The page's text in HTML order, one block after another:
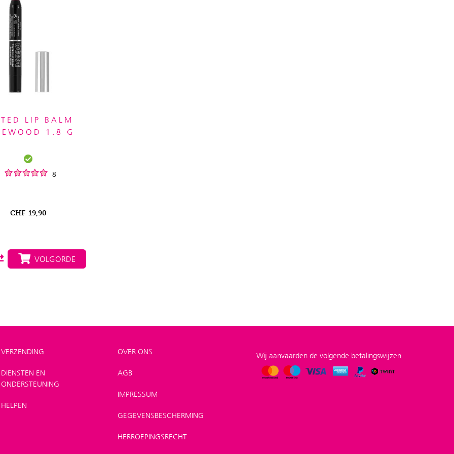
LIP BALM
1.8 G
8
CHF 19,90
VOLGORDE
VERZENDING
DIENSTEN EN
ONDERSTEUNING
HELPEN
OVER ONS
AGB
IMPRESSUM
GEGEVENSBESCHERMING
HERROEPINGSRECHT
Wij aanvaarden de volgende betalingswijzen